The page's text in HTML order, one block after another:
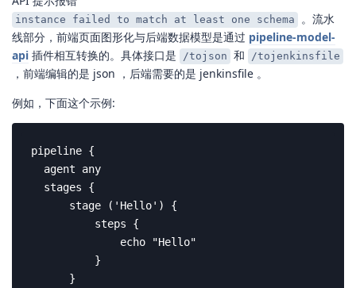
instance failed to match at least one schema
。流水
线部分，前端页面图形化与后端数据模型是通过 pipeline-model-
api 插件相互转换的。具体接口是 /tojson 和 /tojenkinsfile
，前端编辑的是 json ，后端需要的是 jenkinsfile 。
例如，下面这个示例:
pipeline {
  agent any
  stages {
      stage ('Hello') {
          steps {
              echo "Hello"
          }
      }